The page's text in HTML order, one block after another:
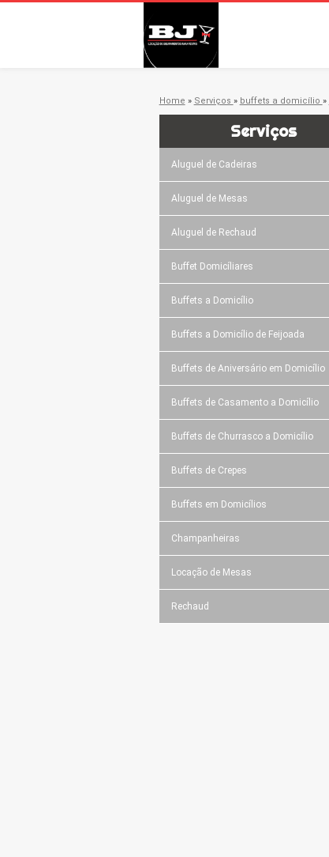
Home » Serviços » buffets a domicílio »
Serviços
Aluguel de Cadeiras
Aluguel de Mesas
Aluguel de Rechaud
Buffet Domicíliares
Buffets a Domicílio
Buffets a Domicílio de Feijoada
Buffets de Aniversário em Domicílio
Buffets de Casamento a Domicílio
Buffets de Churrasco a Domicílio
Buffets de Crepes
Buffets em Domicílios
Champanheiras
Locação de Mesas
Rechaud